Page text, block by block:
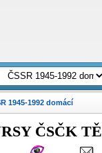
1945-1992 domácí
ČSČK